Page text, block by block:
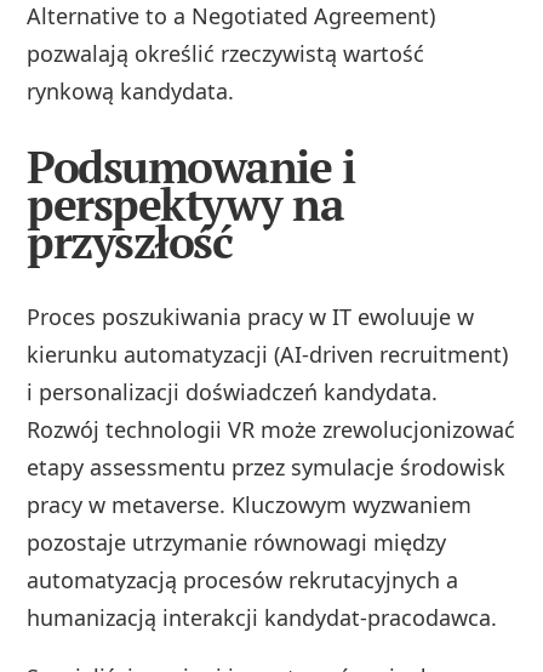
Alternative to a Negotiated Agreement)
pozwalają określić rzeczywistą wartość
rynkową kandydata.
Podsumowanie i
perspektywy na
przyszłość
Proces poszukiwania pracy w IT ewoluuje w
kierunku automatyzacji (AI-driven recruitment)
i personalizacji doświadczeń kandydata.
Rozwój technologii VR może zrewolucjonizować
etapy assessmentu przez symulacje środowisk
pracy w metaverse. Kluczowym wyzwaniem
pozostaje utrzymanie równowagi między
automatyzacją procesów rekrutacyjnych a
humanizacją interakcji kandydat-pracodawca.